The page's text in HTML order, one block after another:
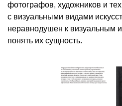
фотографов, художников и
с визуальными видами
неравнодушен к визуальным
понять их сущность.